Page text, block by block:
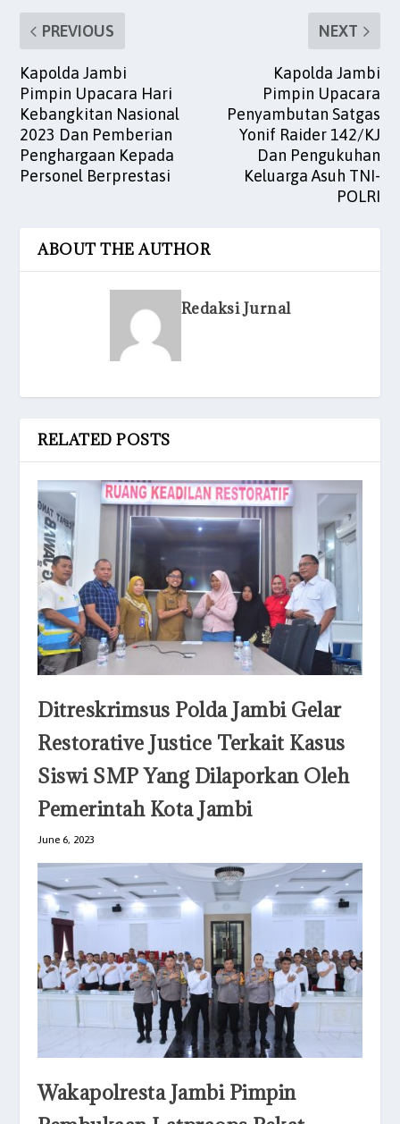
PREVIOUS
Kapolda Jambi
Pimpin Upacara Hari
Kebangkitan Nasional
2023 Dan Pemberian
Penghargaan Kepada
Personel Berprestasi
NEXT
Kapolda Jambi
Pimpin Upacara
Penyambutan Satgas
Yonif Raider 142/KJ
Dan Pengukuhan
Keluarga Asuh TNI-
POLRI
ABOUT THE AUTHOR
Redaksi Jurnal
RELATED POSTS
Ditreskrimsus Polda Jambi Gelar
Restorative Justice Terkait Kasus
Siswi SMP Yang Dilaporkan Oleh
Pemerintah Kota Jambi
June 6, 2023
Wakapolresta Jambi Pimpin